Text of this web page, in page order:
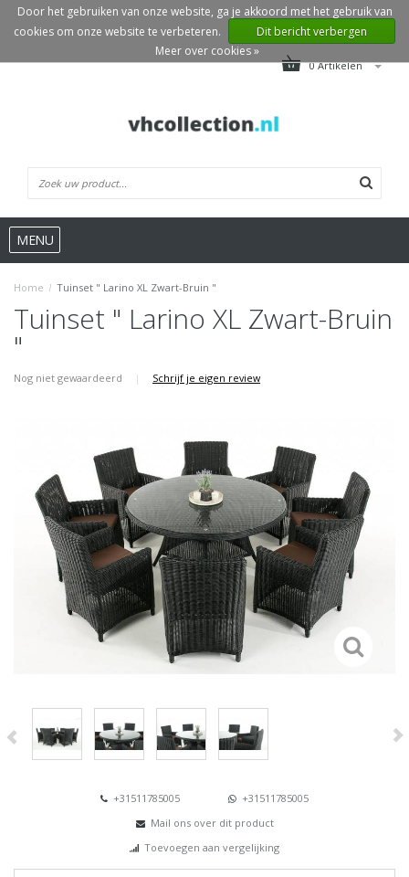
0 Artikelen
MENU
Home / Tuinset " Larino XL Zwart-Bruin "
Tuinset " Larino XL Zwart-Bruin
"
Nog niet gewaardeerd | Schrijf je eigen review
+31511785005
+31511785005
Mail ons over dit product
Toevoegen aan vergelijking
Door het gebruiken van onze website, ga je akkoord met het gebruik van
cookies om onze website te verbeteren.
Dit bericht verbergen
Meer over cookies »